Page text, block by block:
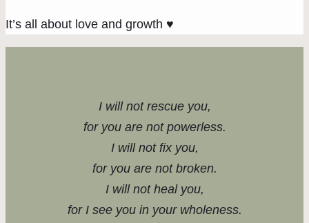
It’s all about love and growth ♥️
I will not rescue you,
for you are not powerless.
I will not fix you,
for you are not broken.
I will not heal you,
for I see you in your wholeness.